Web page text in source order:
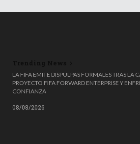
LA FIFA EMITE DISPULPAS FORMALES TRAS
PROYECTO FIFA FORWARD ENTERPRISE Y
CONFIANZA
📚😮 ¡ADIÓS AL PROMEDIO! LA SEP CAMBIA LAS
ESCOLTA ESCOLAR
08/08/2026